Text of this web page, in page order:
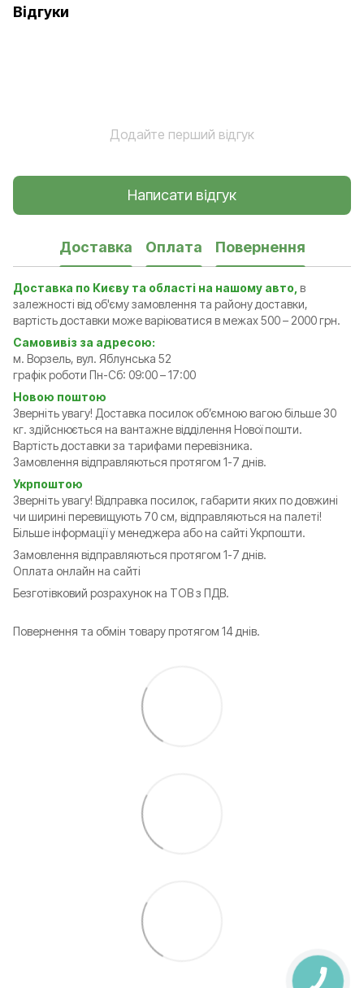
Відгуки
Додайте перший відгук
Написати відгук
Доставка Оплата Повернення
Доставка по Києву та області на нашому авто, в
залежності від об'єму замовлення та району доставки,
вартість доставки може варіюватися в межах 500 – 2000 грн.
Самовивіз за адресою:
м. Ворзель, вул. Яблунська 52
графік роботи Пн-Сб: 09:00 – 17:00
Новою поштою
Зверніть увагу! Доставка посилок обʼємною вагою більше 30
кг. здійснюється на вантажне відділення Нової пошти.
Вартість доставки за тарифами перевізника.
Замовлення відправляються протягом 1-7 днів.
Укрпоштою
Зверніть увагу! Відправка посилок, габарити яких по довжині
чи ширині перевищують 70 см, відправляються на палеті!
Більше інформації у менеджера або на сайті Укрпошти.
Замовлення відправляються протягом 1-7 днів.
Оплата онлайн на сайті
Безготівковий розрахунок на ТОВ з ПДВ.
Повернення та обмін товару протягом 14 днів.